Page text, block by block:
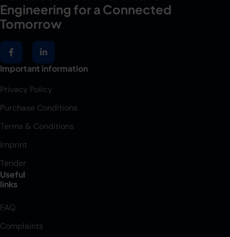
Engineering for a Connected
Tomorrow
Important information
Privacy Policy
Purchase Conditions
Terms & Conditions
Imprint
Tender
Useful
links
FAQ
Complaints